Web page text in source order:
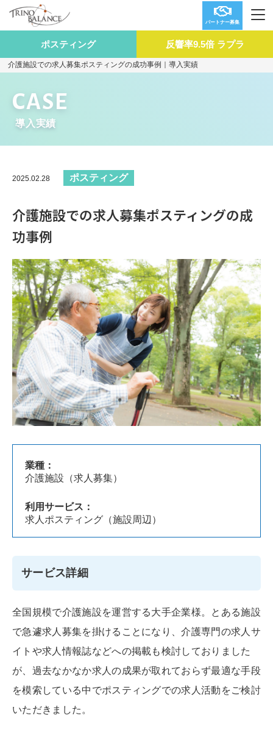
パートナー募集
ポスティング 反響率9.5倍 ラプラ
介護施設での求人募集ポスティングの成功事例｜導入実績
CASE
導入実績
2025.02.28 ポスティング
介護施設での求人募集ポスティングの成
功事例
業種：
介護施設（求人募集）
利用サービス：
求人ポスティング（施設周辺）
サービス詳細
全国規模で介護施設を運営する大手企業様。とある施設
で急遽求人募集を掛けることになり、介護専門の求人サ
イトや求人情報誌などへの掲載も検討しておりました
が、過去なかなか求人の成果が取れておらず最適な手段
を模索している中でポスティングでの求人活動をご検討
いただきました。